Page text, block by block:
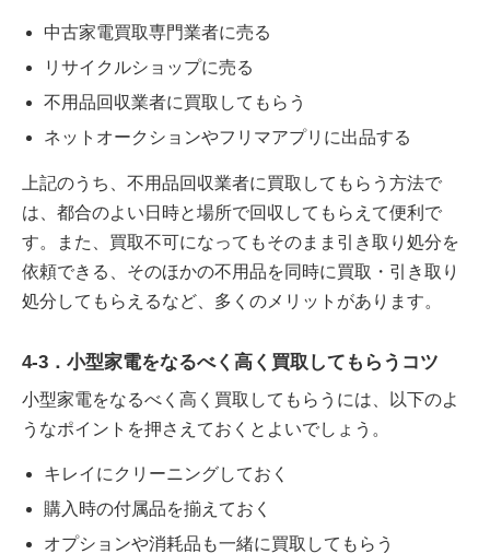
中古家電買取専門業者に売る
リサイクルショップに売る
不用品回収業者に買取してもらう
ネットオークションやフリマアプリに出品する
上記のうち、不用品回収業者に買取してもらう方法で
は、都合のよい日時と場所で回収してもらえて便利で
す。また、買取不可になってもそのまま引き取り処分を
依頼できる、そのほかの不用品を同時に買取・引き取り
処分してもらえるなど、多くのメリットがあります。
4-3．小型家電をなるべく高く買取してもらうコツ
小型家電をなるべく高く買取してもらうには、以下のよ
うなポイントを押さえておくとよいでしょう。
キレイにクリーニングしておく
購入時の付属品を揃えておく
オプションや消耗品も一緒に買取してもらう